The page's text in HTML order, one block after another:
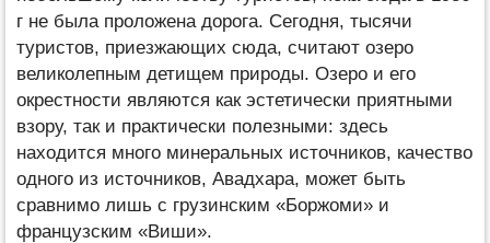
г не была проложена дорога. Сегодня, тысячи
туристов, приезжающих сюда, считают озеро
великолепным детищем природы. Озеро и его
окрестности являются как эстетически приятными
взору, так и практически полезными: здесь
находится много минеральных источников, качество
одного из источников, Авадхара, может быть
сравнимо лишь с грузинским «Боржоми» и
французским «Виши».